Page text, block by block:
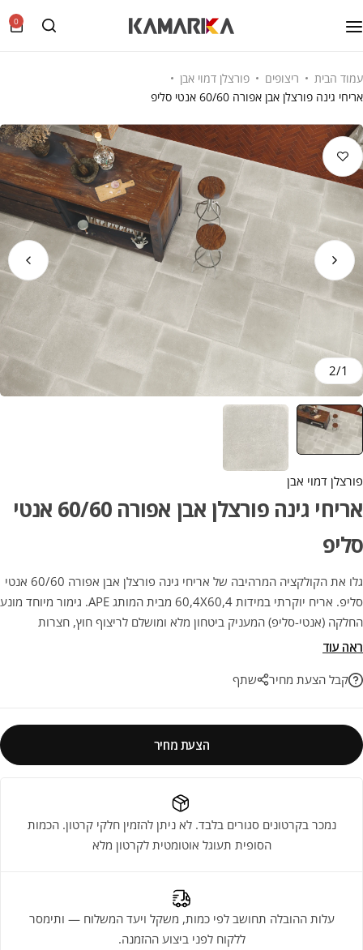
0
עמוד הבית ריצופים
פורצלן דמוי אבן
אריחי גינה פורצלן אבן אפורה 60/60 אנטי סליפ
1
/
2
פורצלן דמוי אבן
אריחי גינה פורצלן אבן אפורה 60/60 אנטי
סליפ
גלו את הקולקציה המרהיבה של אריחי גינה פורצלן אבן אפורה 60/60 אנטי
סליפ. אריח יוקרתי במידות 60,4X60,4 מבית המותג APE. גימור מיוחד מונע
החלקה (אנטי-סליפ) המעניק ביטחון מלא ומושלם לריצוף חוץ, חצרות
ומרפסות. שילוב מנצח של אסתטיקה ועמידות לאורך שנים. מושלם
ראה עוד
קבל הצעת מחיר
שתף
הצעת מחיר
נמכר בקרטונים סגורים בלבד. לא ניתן להזמין חלקי קרטון. הכמות
הסופית תעוגל אוטומטית לקרטון מלא
עלות ההובלה תחושב לפי כמות, משקל ויעד המשלוח — ותימסר
ללקוח לפני ביצוע ההזמנה.